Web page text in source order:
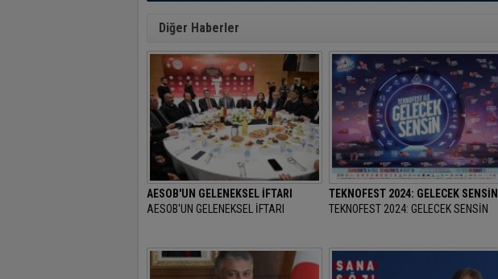
Diğer Haberler
AESOB'UN GELENEKSEL İFTARI
AESOB'UN GELENEKSEL İFTARI
TEKNOFEST 2024: GELECEK SENSİN
TEKNOFEST 2024: GELECEK SENSİN